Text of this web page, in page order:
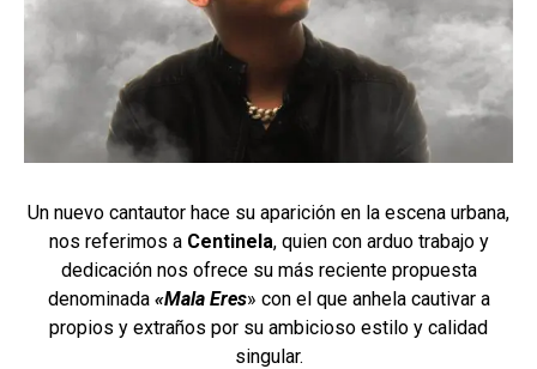
Un nuevo cantautor hace su aparición en la escena urbana,
nos referimos a Centinela, quien con arduo trabajo y
dedicación nos ofrece su más reciente propuesta
denominada «Mala Eres» con el que anhela cautivar a
propios y extraños por su ambicioso estilo y calidad
singular.